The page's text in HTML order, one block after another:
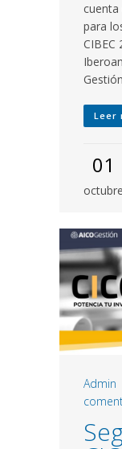
para
CIBEC
Leer
01
octubre
Admin